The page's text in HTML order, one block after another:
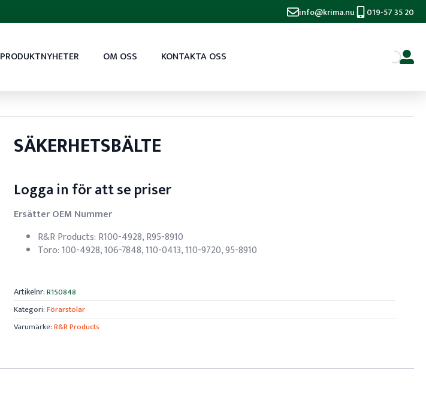
info@krima.nu 019-57 35 20
PRODUKTNYHETER OM OSS KONTAKTA OSS
SÄKERHETSBÄLTE
Logga in för att se priser
Ersätter OEM Nummer
R&R Products: R100-4928, R95-8910
Toro: 100-4928, 106-7848, 110-0413, 110-9720, 95-8910
Artikelnr:R150848
Kategori:Förarstolar
Varumärke:R&R Products